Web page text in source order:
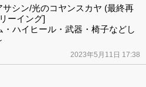
シン/光のコヤンスカヤ (最終再
ーイング]
ハイヒール・武器・椅子などし
2023年5月11日 17:38